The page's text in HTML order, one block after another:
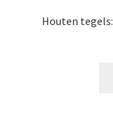
Houten